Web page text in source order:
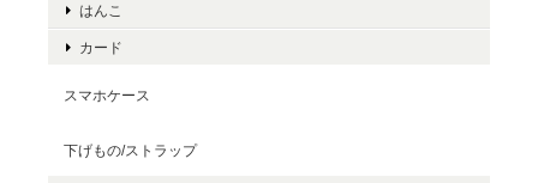
はんこ
カード
スマホケース
下げもの/ストラップ